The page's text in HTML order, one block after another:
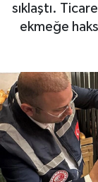
sıklaştı.
ekmeğe
Asayiş
Spor
Eğitim